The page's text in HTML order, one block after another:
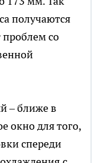
получаются
со
– ближе в
окно для того,
спереди